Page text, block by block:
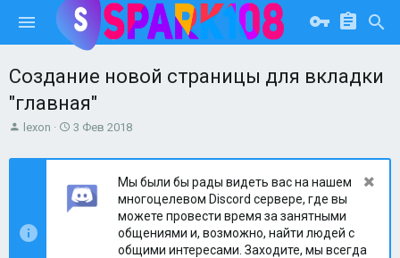
Создание новой страницы для вкладки
"главная"
А
т
е
м
lexon
Д
т
н
а
3 Фев 2018
Мы были бы рады видеть вас на нашем
многоцелевом Discord сервере, где вы
можете провести время за занятными
общениями и, возможно, найти людей с
общими интересами. Заходите, мы всегда